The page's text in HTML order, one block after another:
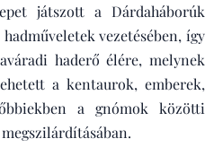
játszott a Dárdaháborúk
vezetésében, így
haderő élére, melynek
a kentaurok, emberek,
a gnómok közötti